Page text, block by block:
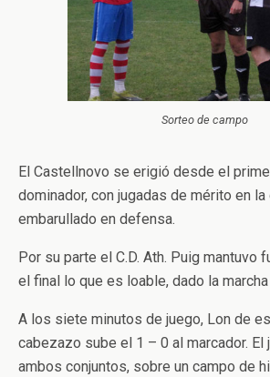
Sorteo de campo
El Castellnovo se erigió desde el
dominador, con jugadas de mérito en
embarullado en defensa.
Por su parte el C.D. Ath. Puig mantuvo
el final lo que es loable, dado la
A los siete minutos de juego, Lon de
cabezazo sube el 1 – 0 al marcador.
ambos conjuntos, sobre un campo de